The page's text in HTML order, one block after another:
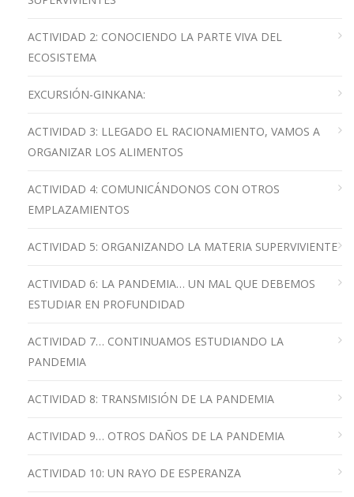
ACTIVIDAD 2: CONOCIENDO LA PARTE VIVA DEL
ECOSISTEMA
EXCURSIÓN-GINKANA:
ACTIVIDAD 3: LLEGADO EL RACIONAMIENTO, VAMOS A
ORGANIZAR LOS ALIMENTOS
ACTIVIDAD 4: COMUNICÁNDONOS CON OTROS
EMPLAZAMIENTOS
ACTIVIDAD 5: ORGANIZANDO LA MATERIA SUPERVIVIENTE
ACTIVIDAD 6: LA PANDEMIA… UN MAL QUE DEBEMOS
ESTUDIAR EN PROFUNDIDAD
ACTIVIDAD 7… CONTINUAMOS ESTUDIANDO LA
PANDEMIA
ACTIVIDAD 8: TRANSMISIÓN DE LA PANDEMIA
ACTIVIDAD 9… OTROS DAÑOS DE LA PANDEMIA
ACTIVIDAD 10: UN RAYO DE ESPERANZA